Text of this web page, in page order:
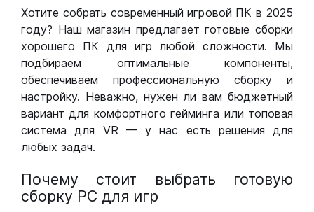
Хотите собрать современный игровой ПК в 2025
году? Наш магазин предлагает готовые сборки
хорошего ПК для игр любой сложности. Мы
подбираем оптимальные компоненты,
обеспечиваем профессиональную сборку и
настройку. Неважно, нужен ли вам бюджетный
вариант для комфортного гейминга или топовая
система для VR — у нас есть решения для
любых задач.
Почему стоит выбрать готовую
сборку РС для игр